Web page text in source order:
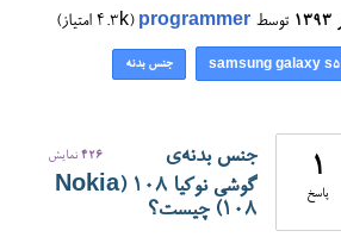
توسط programmer
(
4.3k امتیاز)
samsung galaxy s5 جنس بدنه
1
پاسخ
426 نمایش
جنس بدنه‌ی
گوشی نوکیا 108 (Nokia
108) چیست؟